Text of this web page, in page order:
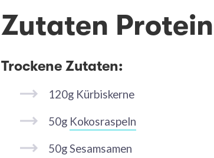
Zutaten
Trockene Zutaten:
120g Kürbiskerne
50g Kokosraspeln
50g Sesamsamen